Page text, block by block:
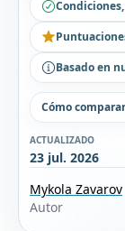
Basado en
Cómo
ACTUALIZADO
23 jul. 2026
Mykola Zavarov
Autor